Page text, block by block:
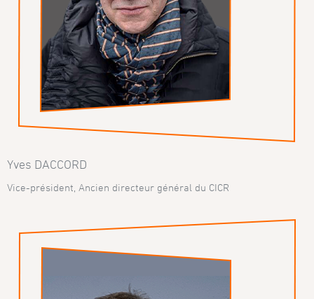
Yves DACCORD
Vice-président, Ancien directeur général du CICR